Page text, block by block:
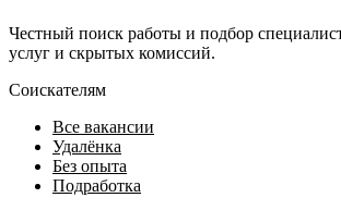
Честный поиск работы и подбор
услуг и скрытых комиссий.
Соискателям
Все вакансии
Удалёнка
Без опыта
Подработка